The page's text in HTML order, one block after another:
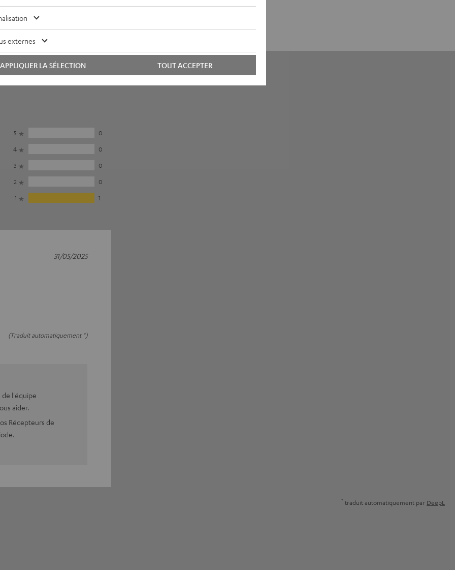
5
0
4
0
3
0
2
0
1
1
(Traduit automatiquement *)
31/05/2025
de l'équipe
aider.
Récepteurs de
* traduit automatiquement par DeepL
externes
TOUT ACCEPTER
APPLIQUER LA SÉLECTION